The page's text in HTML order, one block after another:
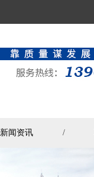
新闻资讯 /